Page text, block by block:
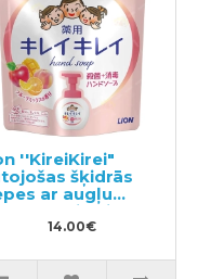
''KireiKirei"
šķidrās
ar augļu
pildviela
14.00€